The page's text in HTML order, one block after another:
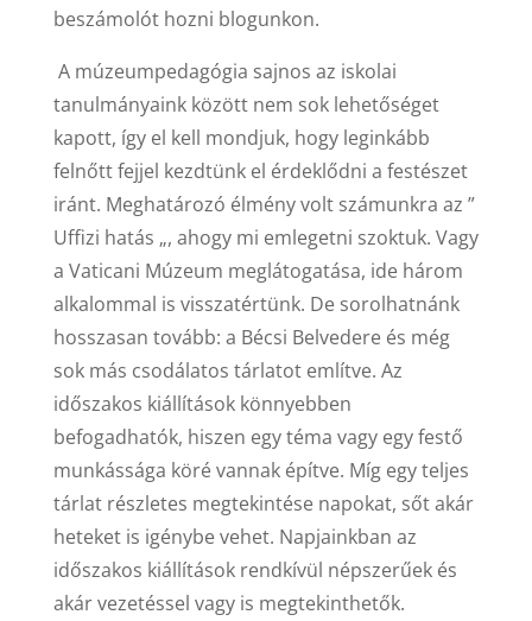
beszámolót hozni blogunkon.
A múzeumpedagógia sajnos az iskolai
tanulmányaink között nem sok lehetőséget
kapott, így el kell mondjuk, hogy leginkább
felnőtt fejjel kezdtünk el érdeklődni a festészet
iránt. Meghatározó élmény volt számunkra az ”
Uffizi hatás „, ahogy mi emlegetni szoktuk. Vagy
a Vaticani Múzeum meglátogatása, ide három
alkalommal is visszatértünk. De sorolhatnánk
hosszasan tovább: a Bécsi Belvedere és még
sok más csodálatos tárlatot említve. Az
időszakos kiállítások könnyebben
befogadhatók, hiszen egy téma vagy egy festő
munkássága köré vannak építve. Míg egy teljes
tárlat részletes megtekintése napokat, sőt akár
heteket is igénybe vehet. Napjainkban az
időszakos kiállítások rendkívül népszerűek és
akár vezetéssel vagy is megtekinthetők.